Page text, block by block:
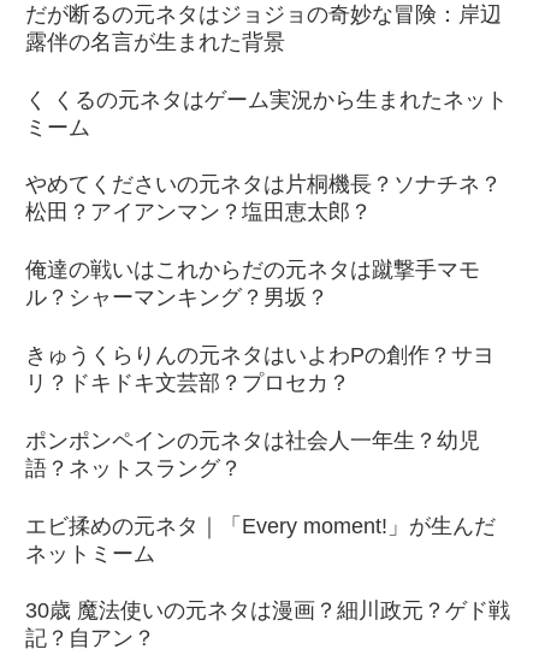
だが断るの元ネタはジョジョの奇妙な冒険：岸辺
露伴の名言が生まれた背景
く くるの元ネタはゲーム実況から生まれたネット
ミーム
やめてくださいの元ネタは片桐機長？ソナチネ？
松田？アイアンマン？塩田恵太郎？
俺達の戦いはこれからだの元ネタは蹴撃手マモ
ル？シャーマンキング？男坂？
きゅうくらりんの元ネタはいよわPの創作？サヨ
リ？ドキドキ文芸部？プロセカ？
ポンポンペインの元ネタは社会人一年生？幼児
語？ネットスラング？
エビ揉めの元ネタ｜「Every moment!」が生んだ
ネットミーム
30歳 魔法使いの元ネタは漫画？細川政元？ゲド戦
記？自アン？